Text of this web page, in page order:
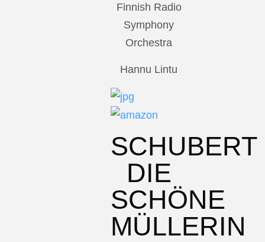
Finnish Radio
Symphony
Orchestra
Hannu Lintu
SCHUBERT
DIE
SCHÖNE
MÜLLERIN